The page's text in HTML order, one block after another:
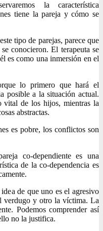
la característica
tiene la pareja y cómo se
tipo de parejas, parece que
conocieron. El terapeuta se
es como una inmersión en el
lo primero que hará el
posible a la situación actual.
vital de los hijos, mientras la
abstractas.
es pobre, los conflictos son
co-dependiente es una
de la co-dependencia es
de que uno es el agresivo
verdugo y otro la víctima. La
Podemos comprender así
no la justifica.